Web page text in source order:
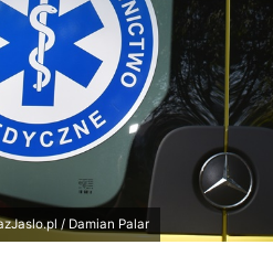
/ Damian Palar